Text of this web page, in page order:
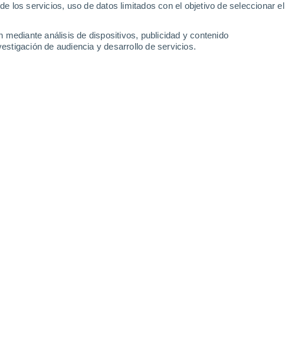
los servicios, uso de datos limitados con el objetivo de seleccionar el
análisis de dispositivos, publicidad y contenido
de audiencia y desarrollo de servicios.